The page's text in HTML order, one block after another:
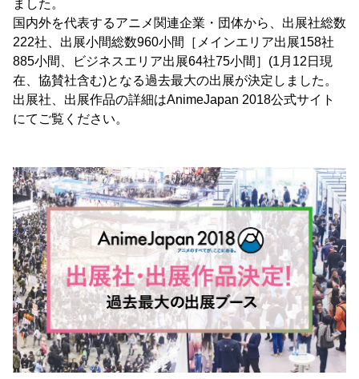
ました。
国内外を代表するアニメ関連企業・団体から、出展社総数
222社、出展小間総数960小間［メインエリア出展158社
885小間、ビジネスエリア出展64社75小間］(1月12日現
在、協賛社含む)となる過去最大の出展が決定しました。
出展社、出展作品の詳細はAnimeJapan 2018公式サイト
にてご覧ください。